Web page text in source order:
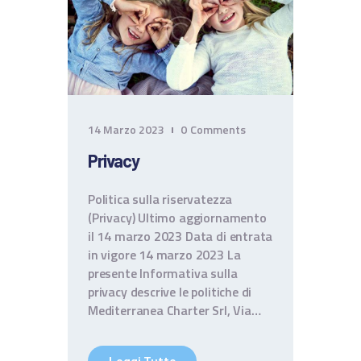
CONTATTI
TERMINI E CONDIZIONI
14 Marzo 2023 0 Comments
Privacy
Politica sulla riservatezza
(Privacy) Ultimo aggiornamento
il 14 marzo 2023 Data di entrata
in vigore 14 marzo 2023 La
presente Informativa sulla
privacy descrive le politiche di
Mediterranea Charter Srl, Via…